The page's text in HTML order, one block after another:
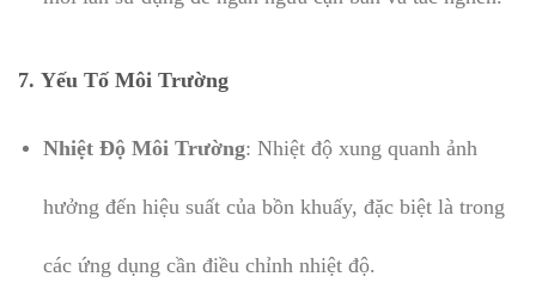
7. Yếu Tố Môi Trường
Nhiệt Độ Môi Trường: Nhiệt độ xung quanh ảnh
hưởng đến hiệu suất của bồn khuấy, đặc biệt là trong
các ứng dụng cần điều chỉnh nhiệt độ.